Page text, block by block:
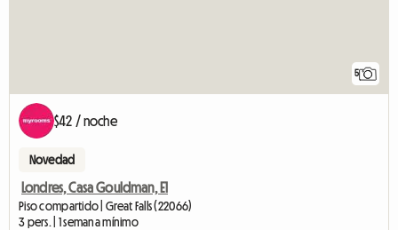
5
$42 / noche
Novedad
Londres, Casa Gouldman, E1
Piso compartido | Great Falls (22066)
3 pers. | 1 semana mínimo